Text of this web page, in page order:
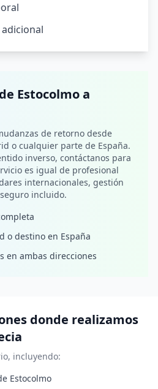
Estocolmoa
de retorno desde
o cualquier parte de España.
inverso, contáctanos para
es igual de profesional
internacionales, gestión
incluido.
o destino en España
en ambas direcciones
donde realizamos
incluyendo:
Estocolmo